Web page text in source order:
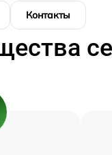
Контакты